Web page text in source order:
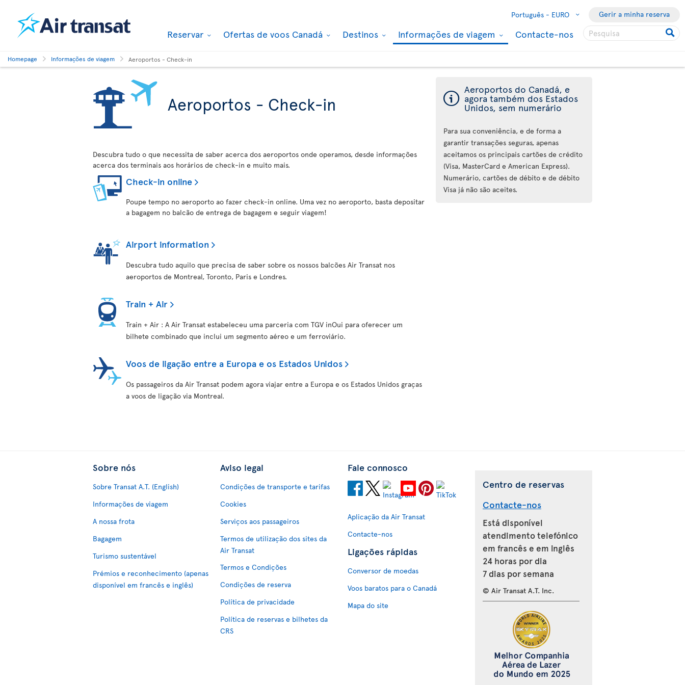
Português - EURO Gerir a minha reserva
Reservar Ofertas de voos Canadá Destinos Informações de viagem Contacte-nos
Homepage Informações de viagem Aeroportos - Check-in
Aeroportos - Check-in
Descubra tudo o que necessita de saber acerca dos aeroportos onde operamos, desde informações
acerca dos terminais aos horários de check-in e muito mais.
Check-in online
Poupe tempo no aeroporto ao fazer check-in online. Uma vez no aeroporto, basta depositar
a bagagem no balcão de entrega de bagagem e seguir viagem!
Airport information
Descubra tudo aquilo que precisa de saber sobre os nossos balcões Air Transat nos
aeroportos de Montreal, Toronto, Paris e Londres.
Train + Air
Train + Air : A Air Transat estabeleceu uma parceria com TGV inOui para oferecer um
bilhete combinado que inclui um segmento aéreo e um ferroviário.
Voos de ligação entre a Europa e os Estados Unidos
Os passageiros da Air Transat podem agora viajar entre a Europa e os Estados Unidos graças
a voos de ligação via Montreal.
ý Aeroportos do Canadá, e
agora também dos Estados
Unidos, sem numerário
Para sua conveniência, e de forma a
garantir transações seguras, apenas
aceitamos os principais cartões de crédito
(Visa, MasterCard e American Express).
Numerário, cartões de débito e de débito
Visa já não são aceites.
Sobre nós
Sobre Transat A.T. (English)
Informações de viagem
A nossa frota
Bagagem
Turismo sustentável
Prémios e reconhecimento (apenas
disponível em francês e inglês)
Aviso legal
Condições de transporte e tarifas
Cookies
Serviços aos passageiros
Termos de utilização dos sites da
Air Transat
Termos e Condições
Condições de reserva
Política de privacidade
Política de reservas e bilhetes da
CRS
Fale connosco
Aplicação da Air Transat
Contacte-nos
Ligações rápidas
Conversor de moedas
Voos baratos para o Canadá
Mapa do site
Centro de reservas
Contacte-nos
Está disponível
atendimento telefónico
em francês e em inglês
24 horas por dia
7 dias por semana
© Air Transat A.T. Inc.